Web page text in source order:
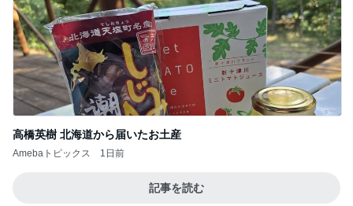
高橋英樹 北海道から届いたお土産
Amebaトピックス 1日前
記事を読む